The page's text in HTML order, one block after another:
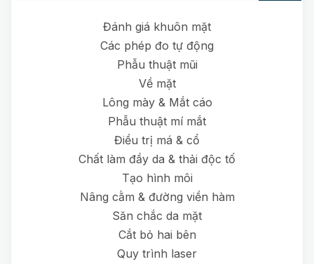
Đánh giá khuôn mặt
Các phép đo tự động
Phẫu thuật mũi
Về mặt
Lông mày & Mắt cáo
Phẫu thuật mí mắt
Điều trị má & cổ
Chất làm đầy da & thải độc tố
Tạo hình môi
Nâng cằm & đường viền hàm
Săn chắc da mặt
Cắt bỏ hai bên
Quy trình laser